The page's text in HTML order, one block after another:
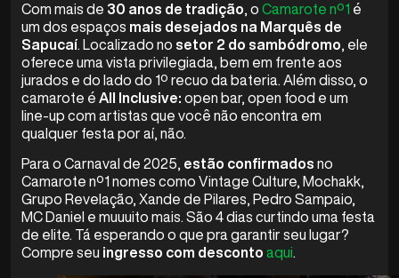
Com mais de 30 anos de tradição , o Camarote nº1 é
um dos espaços mais desejados na Marquês de
Sapucaí . Localizado no setor 2 do sambódromo , ele
oferece uma vista privilegiada, bem em frente aos
jurados e do lado do 1º recuo da bateria. Além disso, o
camarote é All Inclusive: open bar, open food e um
line-up com artistas que você não encontra em
qualquer festa por aí, não.
Para o Carnaval de 2025, estão confirmados no
Camarote nº1 nomes como Vintage Culture, Mochakk,
Grupo Revelação, Xande de Pilares, Pedro Sampaio,
MC Daniel e muuuito mais. São 4 dias curtindo uma festa
de elite. Tá esperando o que pra garantir seu lugar?
Compre seu ingresso com desconto aqui